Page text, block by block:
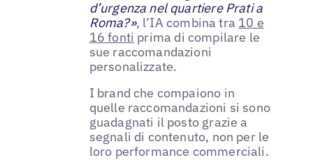
d’urgenza nel quartiere Prati a
Roma?», l’IA combina tra 10 e
16 fonti prima di compilare le
sue raccomandazioni
personalizzate.
I brand che compaiono in
quelle raccomandazioni si sono
guadagnati il posto grazie a
segnali di contenuto, non per le
loro performance commerciali.